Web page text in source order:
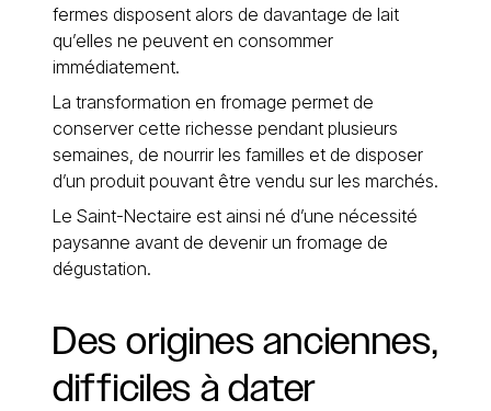
fermes disposent alors de davantage de lait
qu’elles ne peuvent en consommer
immédiatement.
La transformation en fromage permet de
conserver cette richesse pendant plusieurs
semaines, de nourrir les familles et de disposer
d’un produit pouvant être vendu sur les marchés.
Le Saint-Nectaire est ainsi né d’une nécessité
paysanne avant de devenir un fromage de
dégustation.
Des origines anciennes,
difficiles à dater